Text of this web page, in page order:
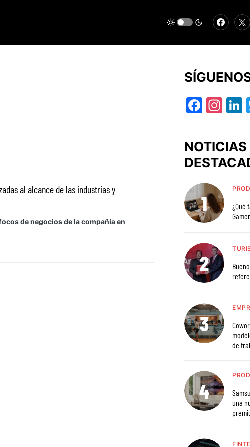
al alcance de las industrias y
de negocios de la compañía en
NOTICIAS
¿Qué
de
una